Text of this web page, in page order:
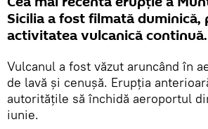
Sicilia a fost filmată duminică,
activitatea vulcanică continuă.
Vulcanul a fost văzut aruncând în
de lavă și cenușă. Erupția
autoritățile să închidă aeroportul
iunie.